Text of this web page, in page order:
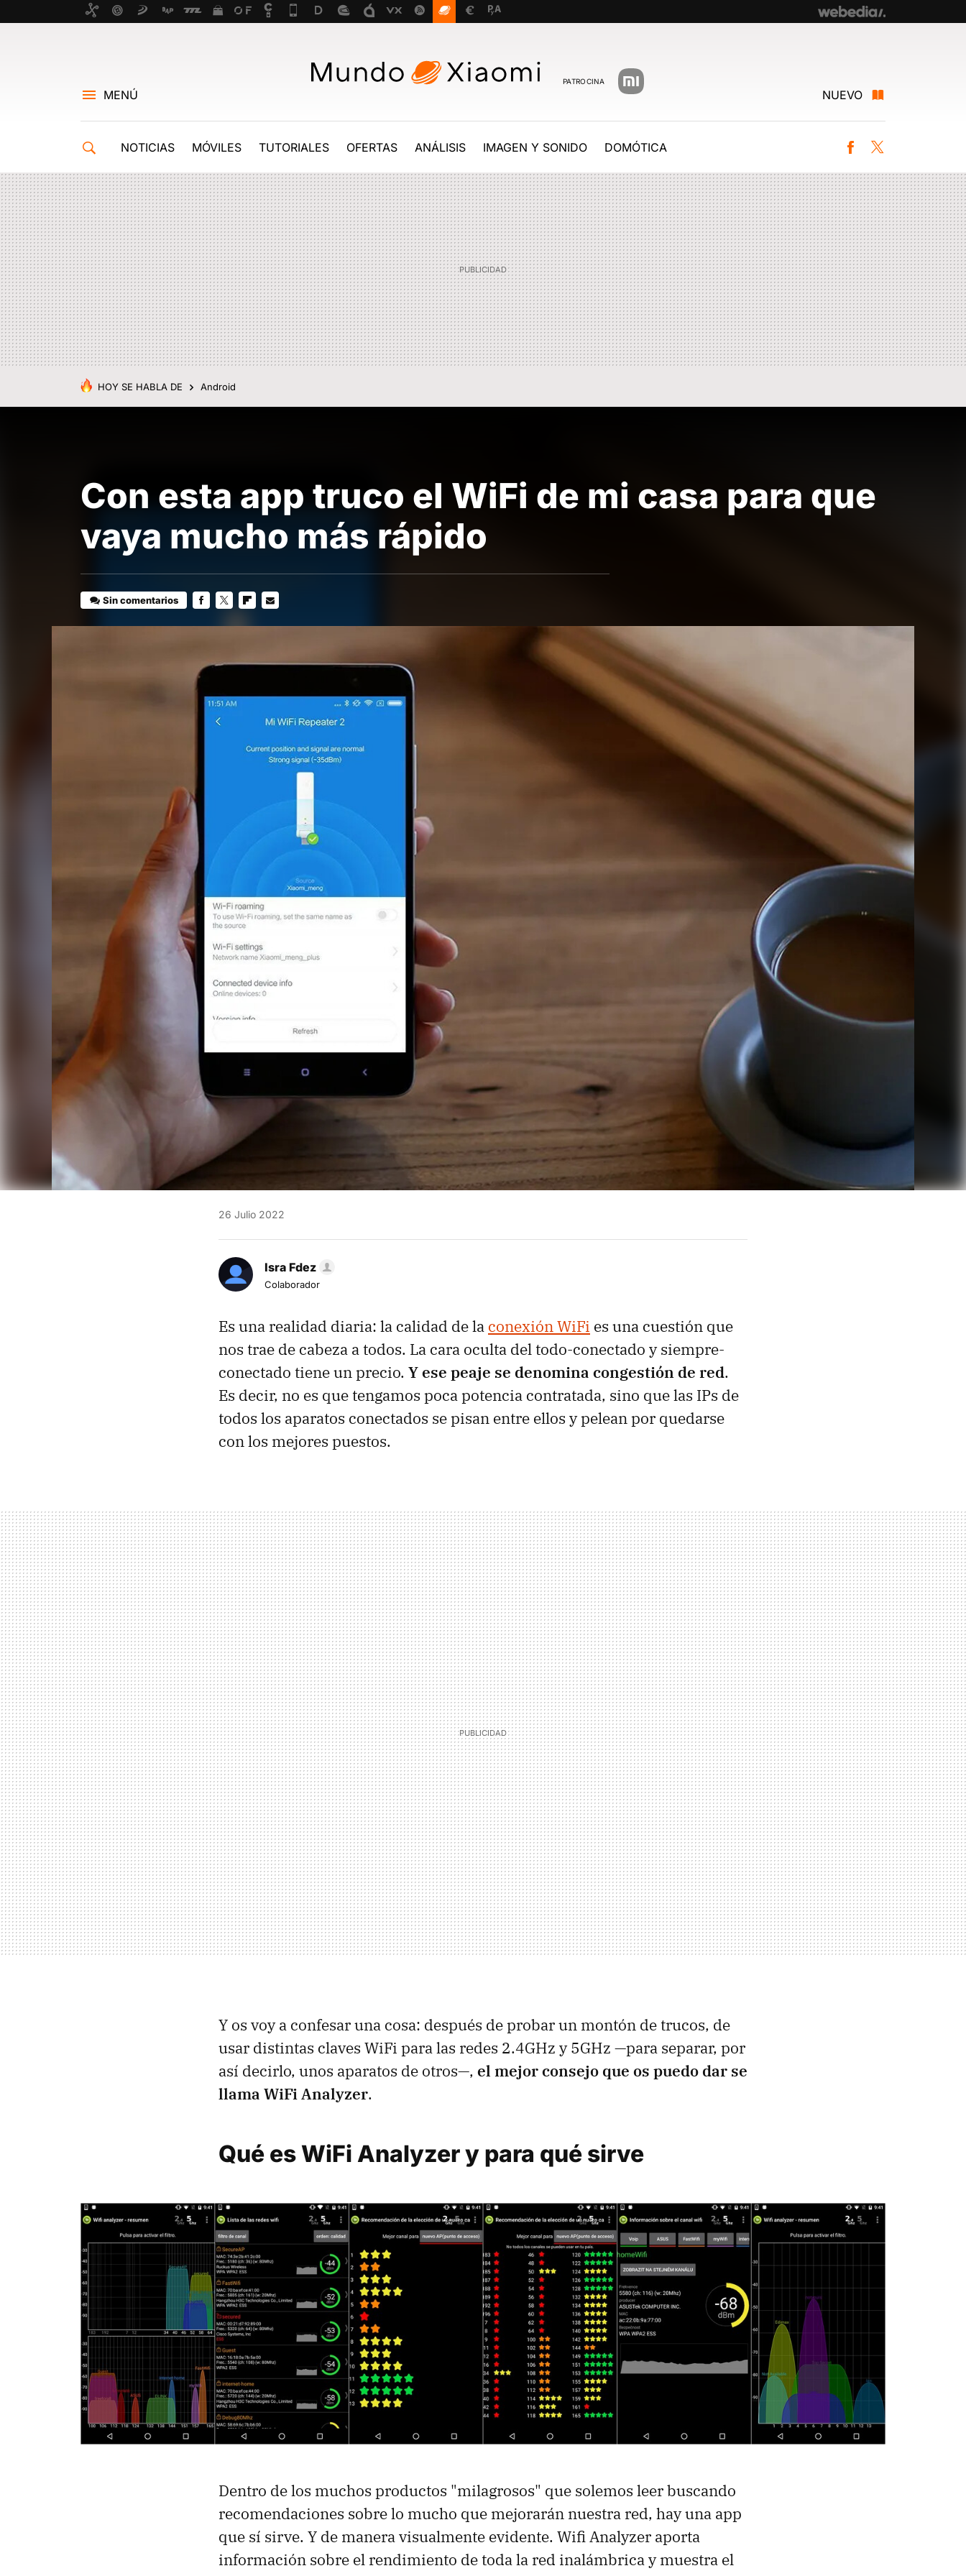
PATROCINA
MENÚ NUEVO
NOTICIAS MÓVILES TUTORIALES OFERTAS ANÁLISIS IMAGEN Y SONIDO DOMÓTICA Facebook
HOY SE HABLA DE Android
Con esta app truco el WiFi de mi casa para que
vaya mucho más rápido
Sin comentarios
26 Julio 2022
Isra Fdez
Colaborador
Es una realidad diaria: la calidad de la conexión WiFi es una cuestión que
nos trae de cabeza a todos. La cara oculta del todo-conectado y siempre-
conectado tiene un precio. Y ese peaje se denomina congestión de red.
Es decir, no es que tengamos poca potencia contratada, sino que las IPs de
todos los aparatos conectados se pisan entre ellos y pelean por quedarse
con los mejores puestos.
Y os voy a confesar una cosa: después de probar un montón de trucos, de
usar distintas claves WiFi para las redes 2.4GHz y 5GHz —para separar, por
así decirlo, unos aparatos de otros—, el mejor consejo que os puedo dar se
llama WiFi Analyzer.
Qué es WiFi Analyzer y para qué sirve
Dentro de los muchos productos "milagrosos" que solemos leer buscando
recomendaciones sobre lo mucho que mejorarán nuestra red, hay una app
que sí sirve. Y de manera visualmente evidente. Wifi Analyzer aporta
información sobre el rendimiento de toda la red inalámbrica y muestra el